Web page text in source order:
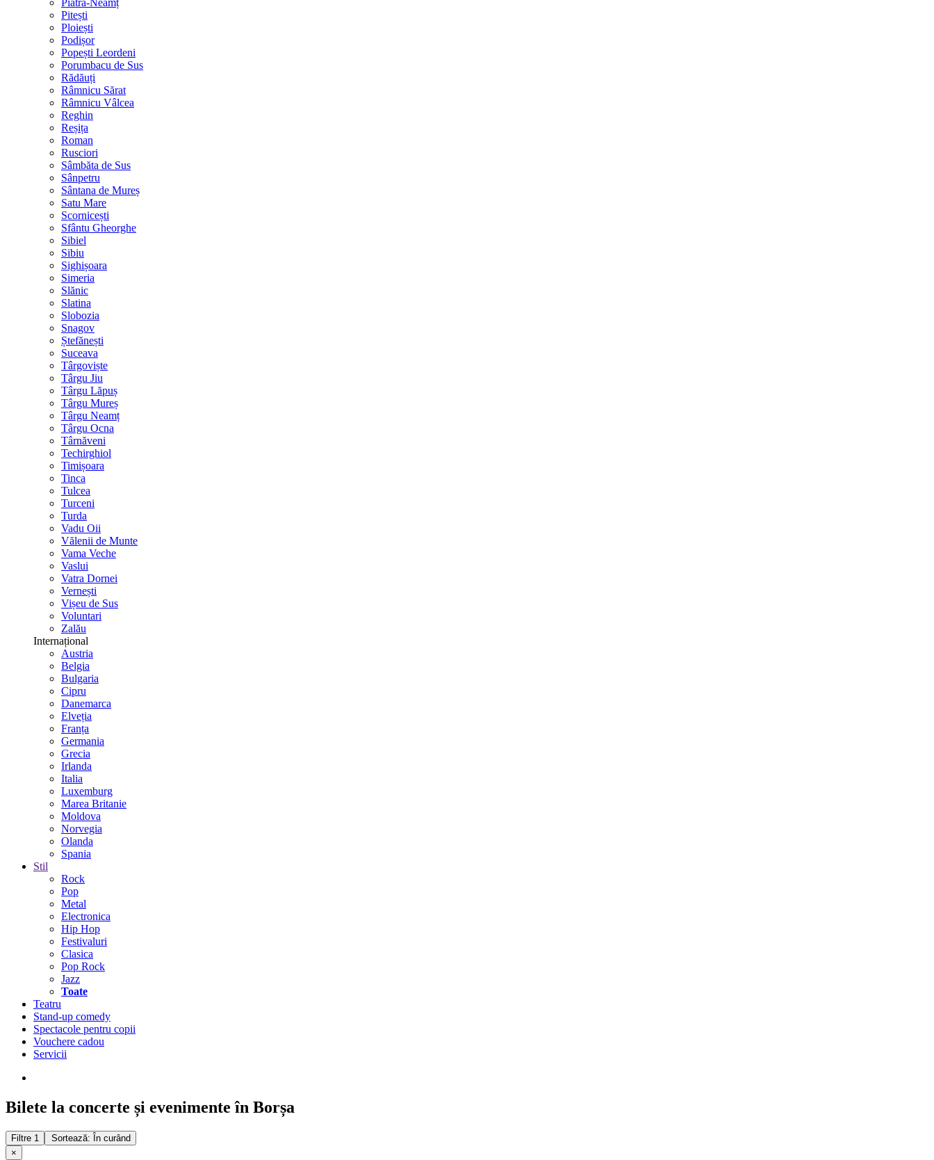
Piatra-Neamț
Pitești
Ploiești
Podișor
Popești Leordeni
Porumbacu de Sus
Rădăuți
Râmnicu Sărat
Râmnicu Vâlcea
Reghin
Reșița
Roman
Rusciori
Sâmbăta de Sus
Sânpetru
Sântana de Mureș
Satu Mare
Scornicești
Sfântu Gheorghe
Sibiel
Sibiu
Sighișoara
Simeria
Slănic
Slatina
Slobozia
Snagov
Ștefănești
Suceava
Târgoviște
Târgu Jiu
Târgu Lăpuș
Târgu Mureș
Târgu Neamț
Târgu Ocna
Târnăveni
Techirghiol
Timișoara
Tinca
Tulcea
Turceni
Turda
Vadu Oii
Vălenii de Munte
Vama Veche
Vaslui
Vatra Dornei
Vernești
Vișeu de Sus
Voluntari
Zalău
Internațional
Austria
Belgia
Bulgaria
Cipru
Danemarca
Elveția
Franța
Germania
Grecia
Irlanda
Italia
Luxemburg
Marea Britanie
Moldova
Norvegia
Olanda
Spania
Stil
Rock
Pop
Metal
Electronica
Hip Hop
Festivaluri
Clasica
Pop Rock
Jazz
Toate
Teatru
Stand-up comedy
Spectacole pentru copii
Vouchere cadou
Servicii
Bilete la concerte și evenimente în Borșa
Filtre 1
Sortează: În curând
×